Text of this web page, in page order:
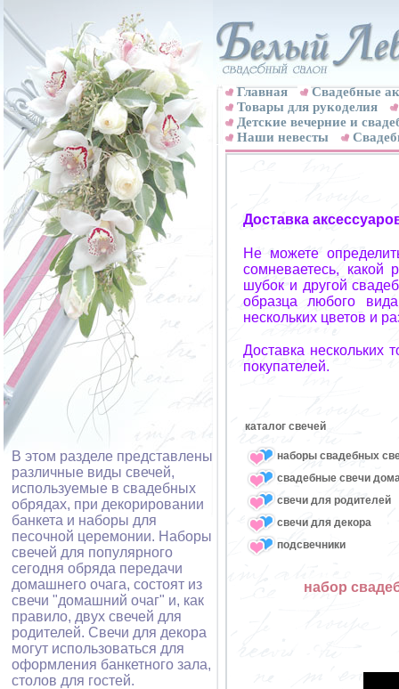
В этом разделе представлены
различные виды свечей,
используемые в свадебных
обрядах, при декорировании
банкета и наборы для
песочной церемонии. Наборы
свечей для популярного
сегодня обряда передачи
домашнего очага, состоят из
свечи "домашний очаг" и, как
правило, двух свечей для
родителей. Свечи для декора
могут использоваться для
оформления банкетного зала,
столов для гостей.
Главная
Свадебные
Товары для рукоделия
Детские вечерние и
Наши невесты
Доставка
Не можете
сомневаетесь, какой
шубок и другой
образца любого
нескольких цветов и
Доставка нескольких
покупателей.
каталог свечей
наборы свадебных
свадебные свечи
свечи для родителей
свечи для декора
подсвечники
набор